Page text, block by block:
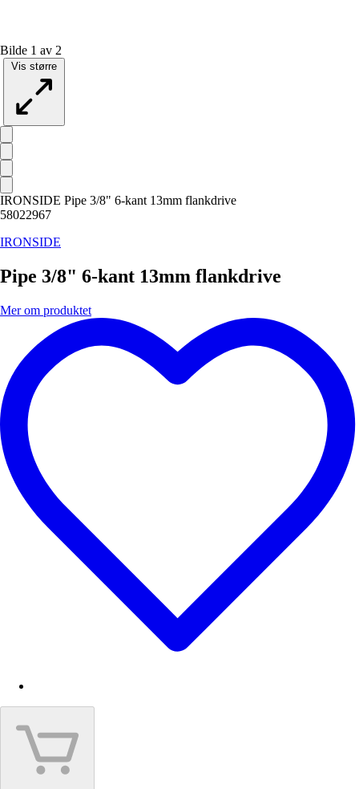
Bilde 1 av 2
Vis større
IRONSIDE Pipe 3/8" 6-kant 13mm flankdrive
58022967
IRONSIDE
Pipe 3/8" 6-kant 13mm flankdrive
Mer om produktet